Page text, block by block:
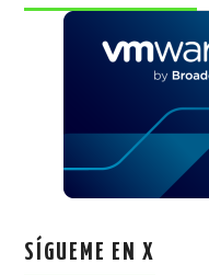
SÍGUEME EN X